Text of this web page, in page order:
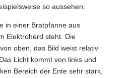
so aussehen:
in einer Bratpfanne aus
Elektroherd steht. Die
oben, das Bild weist relativ
Licht kommt von links und
Bereich der Ente sehr stark,